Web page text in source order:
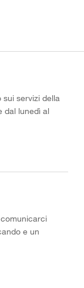
servizi della
dal lunedì al
e un